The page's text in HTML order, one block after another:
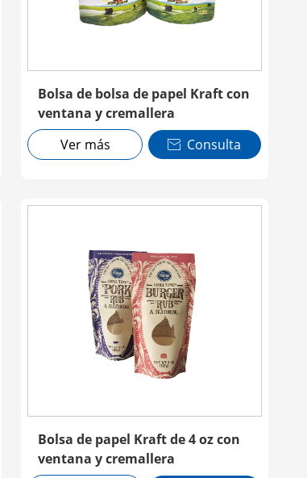
Bolsa de bolsa de papel Kraft con
ventana y cremallera
Ver más
 Consulta
Bolsa de papel Kraft de 4 oz con
ventana y cremallera